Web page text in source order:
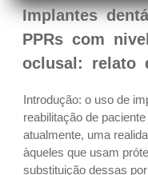
Implantes
PPRs com
oclusal: relato
Introdução: o uso de
reabilitação de
atualmente, uma
àqueles que usam
substituição dessas